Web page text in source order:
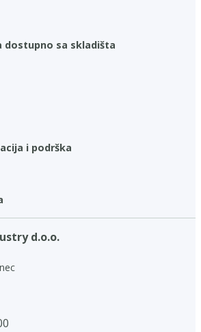
dostupno sa skladišta
i podrška
d.o.o.